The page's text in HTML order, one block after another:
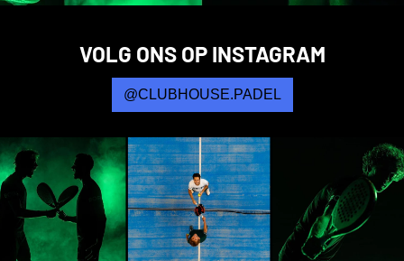
VOLG ONS OP INSTAGRAM
@CLUBHOUSE.PADEL